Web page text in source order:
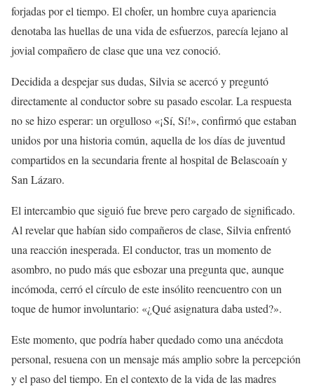
forjadas por el tiempo. El chofer, un hombre cuya apariencia
denotaba las huellas de una vida de esfuerzos, parecía lejano al
jovial compañero de clase que una vez conoció.
Decidida a despejar sus dudas, Silvia se acercó y preguntó
directamente al conductor sobre su pasado escolar. La respuesta
no se hizo esperar: un orgulloso «¡Sí, Sí!», confirmó que estaban
unidos por una historia común, aquella de los días de juventud
compartidos en la secundaria frente al hospital de Belascoaín y
San Lázaro.
El intercambio que siguió fue breve pero cargado de significado.
Al revelar que habían sido compañeros de clase, Silvia enfrentó
una reacción inesperada. El conductor, tras un momento de
asombro, no pudo más que esbozar una pregunta que, aunque
incómoda, cerró el círculo de este insólito reencuentro con un
toque de humor involuntario: «¿Qué asignatura daba usted?».
Este momento, que podría haber quedado como una anécdota
personal, resuena con un mensaje más amplio sobre la percepción
y el paso del tiempo. En el contexto de la vida de las madres